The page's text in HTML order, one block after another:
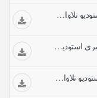
الأنعام 111 142 محمود خليل الحصري استوديو تلاوات مجودة
الحشر 11 الممتحنة 10 محمود خليل الحصري استوديو تلاوات مجودة
الشعراء 52 191 محمود خليل الحصري استوديو تلاوات مجودة